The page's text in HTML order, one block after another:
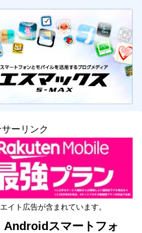
ーリンク
イト広告が含まれています。
Androidスマートフォ